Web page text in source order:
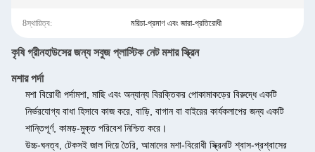
8স্থায়িত্ব: মরিচা-প্রমাণ এবং জারা-প্রতিরোধী
কৃষি গ্রীনহাউসের জন্য সবুজ প্লাস্টিক নেট মশার স্ক্রিন
মশার পর্দা
মশা বিরোধী পর্দামশা, মাছি এবং অন্যান্য বিরক্তিকর পোকামাকড়ের বিরুদ্ধে একটি
নির্ভরযোগ্য বাধা হিসাবে কাজ করে, বাড়ি, বাগান বা বাইরের কার্যকলাপের জন্য একটি
শান্তিপূর্ণ, কামড়-মুক্ত পরিবেশ নিশ্চিত করে।
উচ্চ-ঘনত্ব, টেকসই জাল দিয়ে তৈরি, আমাদের মশা-বিরোধী স্ক্রিনটি শ্বাস-প্রশ্বাসের